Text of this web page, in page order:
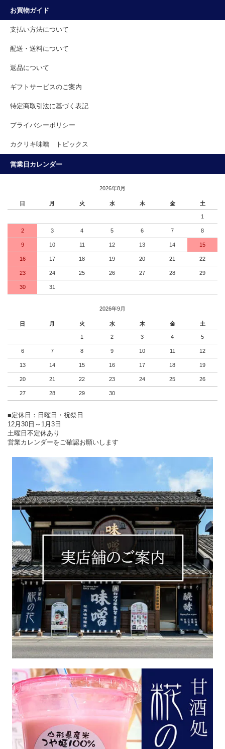
お買物ガイド
支払い方法について
配送・送料について
返品について
ギフトサービスのご案内
特定商取引法に基づく表記
プライバシーポリシー
カクリキ味噌 トピックス
営業日カレンダー
2026年8月
日 月 火 水 木 金 土
1
2 3 4 5 6 7 8
9 10 11 12 13 14 15
16 17 18 19 20 21 22
23 24 25 26 27 28 29
30 31
2026年9月
日 月 火 水 木 金 土
1 2 3 4 5
6 7 8 9 10 11 12
13 14 15 16 17 18 19
20 21 22 23 24 25 26
27 28 29 30
■定休日：日曜日・祝祭日
12月30日～1月3日
土曜日不定休あり
営業カレンダーをご確認お願いします